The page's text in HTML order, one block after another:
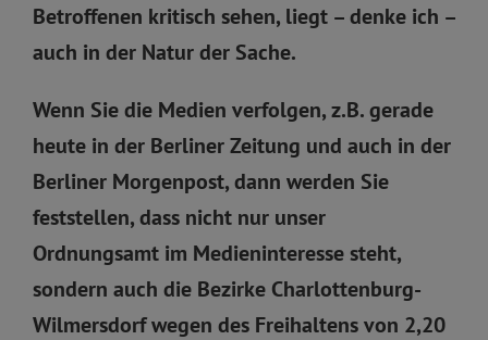
Betroffenen kritisch sehen, liegt – denke ich –
auch in der Natur der Sache.
Wenn Sie die Medien verfolgen, z.B. gerade
heute in der Berliner Zeitung und auch in der
Berliner Morgenpost, dann werden Sie
feststellen, dass nicht nur unser
Ordnungsamt im Medieninteresse steht,
sondern auch die Bezirke Charlottenburg-
Wilmersdorf wegen des Freihaltens von 2,20